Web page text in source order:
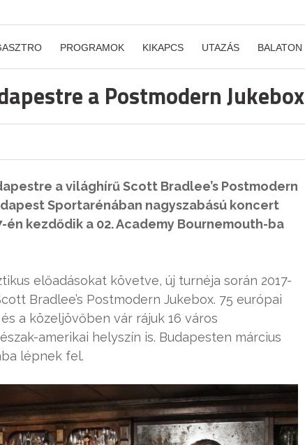
PROGRAMOK KIKAPCS UTAZÁS BALATON
a Postmodern Jukebox
a világhírű Scott Bradlee’s Postmodern
Sportarénában nagyszabású koncert
kezdődik a 02. Academy Bournemouth-ba
előadásokat követve, új turnéja során 2017-
Bradlee’s Postmodern Jukebox. 75 európai
a közeljövőben vár rájuk 16 város
amerikai helyszín is. Budapesten március
lépnek fel.